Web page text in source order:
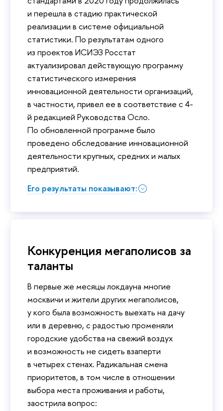
и перешла в стадию практической
реализации в системе официальной
статистики. По результатам одного
из проектов ИСИЭЗ Росстат
актуализировал действующую программу
статистического измерения
инновационной деятельности организаций,
в частности, привел ее в соответствие с 4-
й редакцией Руководства Осло.
По обновленной программе было
проведено обследование инновационной
деятельности крупных, средних и малых
предприятий.
Его результаты показывают:
Конкуренция мегаполисов за
таланты
В первые же месяцы локдауна многие
москвичи и жители других мегаполисов,
у кого была возможность выехать на дачу
или в деревню, с радостью променяли
городские удобства на свежий воздух
и возможность не сидеть взаперти
в четырех стенах. Радикальная смена
приоритетов, в том числе в отношении
выбора места проживания и работы,
заострила вопрос: